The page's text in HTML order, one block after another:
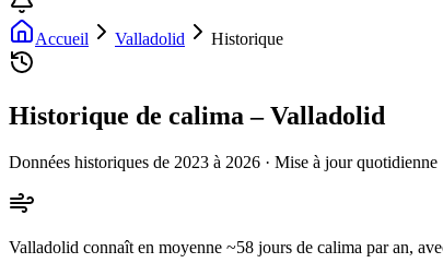
Accueil Valladolid Historique
Historique de calima – Valladolid
Données historiques de 2023 à 2026 · Mise à jour quotidienne
Valladolid connaît en moyenne ~58 jours de calima par an,